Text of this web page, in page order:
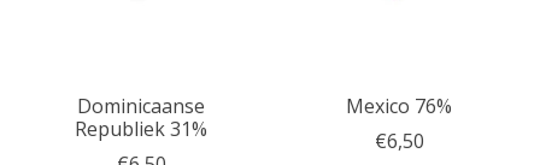
Dominicaanse
Republiek 31%
Mexico 76%
€6,50